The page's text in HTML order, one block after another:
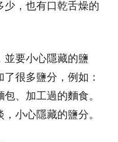
少，也有口乾舌燥的
並要小心隱藏的鹽
很多鹽分，例如：
、加工過的麵食。
小心隱藏的鹽分。